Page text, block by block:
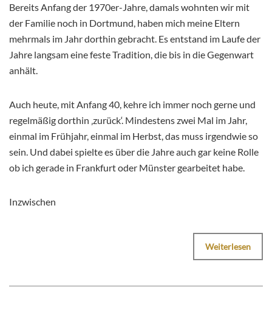
Bereits Anfang der 1970er-Jahre, damals wohnten wir mit
der Familie noch in Dortmund, haben mich meine Eltern
mehrmals im Jahr dorthin gebracht. Es entstand im Laufe der
Jahre langsam eine feste Tradition, die bis in die Gegenwart
anhält.
Auch heute, mit Anfang 40, kehre ich immer noch gerne und
regelmäßig dorthin ‚zurück‘. Mindestens zwei Mal im Jahr,
einmal im Frühjahr, einmal im Herbst, das muss irgendwie so
sein. Und dabei spielte es über die Jahre auch gar keine Rolle
ob ich gerade in Frankfurt oder Münster gearbeitet habe.
Inzwischen
Weiterlesen